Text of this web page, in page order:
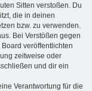
Sitten verstoßen. Du
die in deinen
bzw. zu verwenden.
Bei Verstößen gegen
veröffentlichten
zeitweise oder
und dir ein
Verantwortung für die